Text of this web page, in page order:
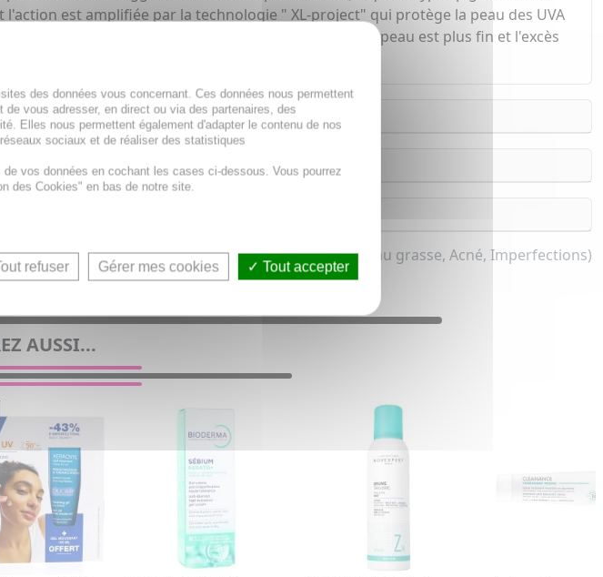
est amplifiée par la technologie " XL-project" qui protège la peau des UVA
réduites, les pores sont désincrustés, le grain de peau est plus fin et l'excès
et Protection solaire acné pour homme et femme (Peau grasse, Acné, Imperfections)
AUSSI...
des données vous concernant. Ces données nous permettent
vous adresser, en direct ou via des partenaires, des
Elles nous permettent également d'adapter le contenu de nos
sociaux et de réaliser des statistiques
vos données en cochant les cases ci-dessous. Vous pourrez
des Cookies" en bas de notre site.
refuser Gérer mes cookies Tout accepter